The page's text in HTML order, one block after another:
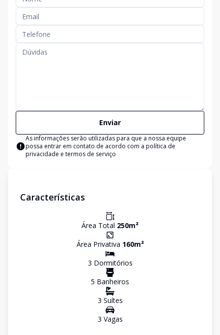
Enviar
As informações serão utilizadas para que a nossa equipe
possa entrar em contato de acordo com a política de
privacidade e termos de serviço
Características
Área Total 250m²
Área Privativa 160m²
3 Dormitórios
5 Banheiros
3 Suítes
3 Vagas